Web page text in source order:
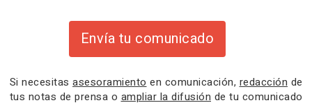
Envía tu comunicado
Si necesitas asesoramiento en comunicación, redacción de
tus notas de prensa o ampliar la difusión de tu comunicado